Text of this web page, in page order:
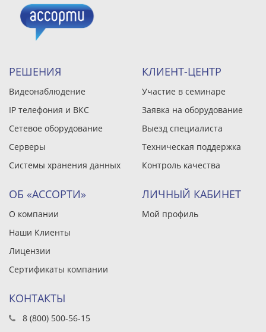
РЕШЕНИЯ
Видеонаблюдение
IP телефония и ВКС
Сетевое оборудование
Серверы
Системы хранения данных
КЛИЕНТ-ЦЕНТР
Участие в семинаре
Заявка на оборудование
Выезд специалиста
Техническая поддержка
Контроль качества
ОБ «АССОРТИ»
О компании
Наши Клиенты
Лицензии
Сертификаты компании
ЛИЧНЫЙ КАБИНЕТ
Мой профиль
КОНТАКТЫ
8 (800) 500-56-15